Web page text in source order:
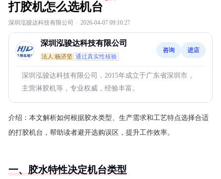
打胶机怎么选机台
深圳泓骏达科技有限公司 · 2026-04-07 09:10:27
深圳泓骏达科技有限公司
法人:杨济坚 通过真实性核验
咨询 进店
深圳泓骏达科技有限公司，2015年成立于广东省深圳市，
主营淋胶机等，专业权威，经验丰富。
介绍： 本文解析如何根据胶水类型、生产需求和工艺特点选择合适
的打胶机台，帮助读者避开选购误区，提升工作效率。
一、胶水特性决定机台类型